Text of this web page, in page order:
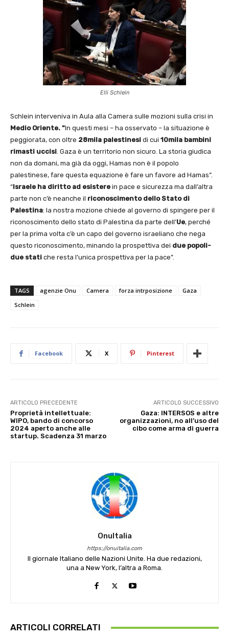
Elli Schlein
Schlein interveniva in Aula alla Camera sulle mozioni sulla crisi in
Medio Oriente. ”In questi mesi – ha osservato – la situazione è
peggiorata, con oltre 28mila palestinesi di cui 10mila bambini
rimasti uccisi. Gaza è un territorio non sicuro. La storia giudica
non da domani, ma già da oggi, Hamas non è il popolo
palestinese, fare questa equazione è fare un favore ad Hamas”.
“Israele ha diritto ad esistere in pace e sicurezza ma dall’altra
parte non c’è neanche il riconoscimento dello Stato di
Palestina: la nostra mozione chiede al governo di spingere per il
riconoscimento dello stato di Palestina da parte dell’Ue, perché
per la prima volta c’è un capo del governo israeliano che nega
questo riconoscimento, minando la prospettiva dei due popoli-
due stati che resta l’unica prospettiva per la pace”.
TAGS agenzie Onu Camera forza intrposizione
Gaza
Schlein
Facebook X Pinterest
ARTICOLO PRECEDENTE
Proprietà intellettuale:
WIPO, bando di concorso
2024 aperto anche alle
startup. Scadenza 31 marzo
ARTICOLO SUCCESSIVO
Gaza: INTERSOS e altre
organizzazioni, no all’uso del
cibo come arma di guerra
OnuItalia
https://onuitalia.com
Il giornale Italiano delle Nazioni Unite. Ha due redazioni,
una a New York, l’altra a Roma.
ARTICOLI CORRELATI